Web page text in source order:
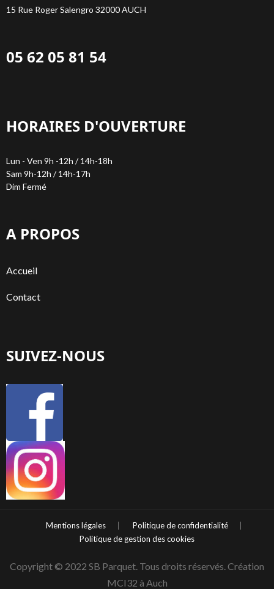
15 Rue Roger Salengro 32000 AUCH
05 62 05 81 54
HORAIRES D'OUVERTURE
Lun - Ven 9h -12h / 14h-18h
Sam 9h-12h / 14h-17h
Dim Fermé
A PROPOS
Accueil
Contact
SUIVEZ-NOUS
Mentions légales
Politique de confidentialité
Politique de gestion des cookies
Copyright © 2022 SB Parquet. Tous droits réservés. Création
MCI32 à Auch